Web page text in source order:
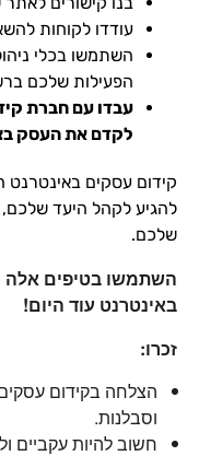
עודדו לקוחות
השתמשו בכלי
הפעילות שלכם
עבדו עם חברת
לקדם את העסק
קידום עסקים באינטרנט
להגיע לקהל היעד
שלכם.
השתמשו בטיפים
באינטרנט עוד היום!
זכרו:
הצלחה בקידום
וסבלנות.
חשוב להיות עקביים